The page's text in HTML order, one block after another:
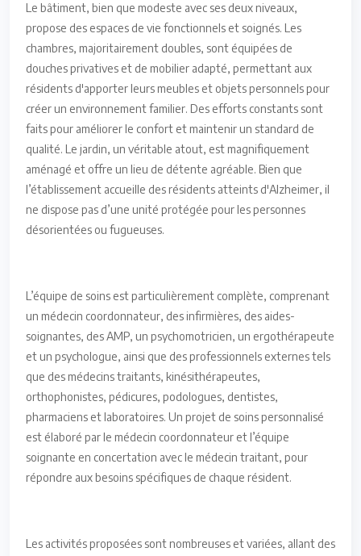
Le bâtiment, bien que modeste avec ses deux niveaux,
propose des espaces de vie fonctionnels et soignés. Les
chambres, majoritairement doubles, sont équipées de
douches privatives et de mobilier adapté, permettant aux
résidents d'apporter leurs meubles et objets personnels pour
créer un environnement familier. Des efforts constants sont
faits pour améliorer le confort et maintenir un standard de
qualité. Le jardin, un véritable atout, est magnifiquement
aménagé et offre un lieu de détente agréable. Bien que
l’établissement accueille des résidents atteints d'Alzheimer, il
ne dispose pas d’une unité protégée pour les personnes
désorientées ou fugueuses.
L’équipe de soins est particulièrement complète, comprenant
un médecin coordonnateur, des infirmières, des aides-
soignantes, des AMP, un psychomotricien, un ergothérapeute
et un psychologue, ainsi que des professionnels externes tels
que des médecins traitants, kinésithérapeutes,
orthophonistes, pédicures, podologues, dentistes,
pharmaciens et laboratoires. Un projet de soins personnalisé
est élaboré par le médecin coordonnateur et l’équipe
soignante en concertation avec le médecin traitant, pour
répondre aux besoins spécifiques de chaque résident.
Les activités proposées sont nombreuses et variées, allant des